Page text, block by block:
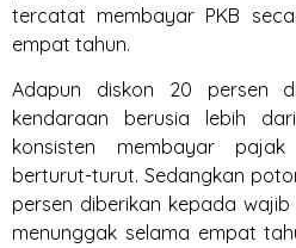
tercatat membayar PKB
empat tahun.
Adapun diskon 20 persen
kendaraan berusia lebih
konsisten membayar
berturut-turut. Sedangkan
persen diberikan kepada
menunggak selama empat